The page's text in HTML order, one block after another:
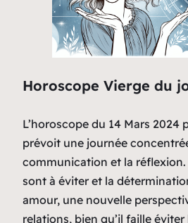
Horoscope Vierge du
L’horoscope du 14 Mars 2024
prévoit une journée
communication et la
sont à éviter et la
amour, une nouvelle
relations, bien qu’il faille